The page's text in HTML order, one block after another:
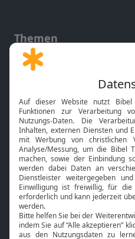
Themen
Gott und Bibel erklärt
Neuigkeiten
Bibel TV
Über uns